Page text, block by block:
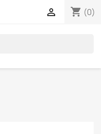
shopping_cart (0)
